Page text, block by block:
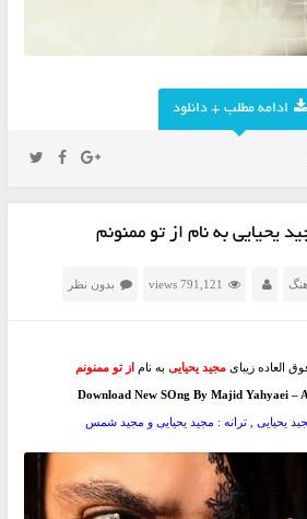
ادامه مطلب + دانلود
یحیایی به نام از تو ممنونم
791,121 views بدون نظر
العاده زیبای مجید یحیاییبه نام از تو ممنونم
Download New SOng By Majid Yahyaei –
یحیایی , ترانه : مجید یحیایی و مجید شمس